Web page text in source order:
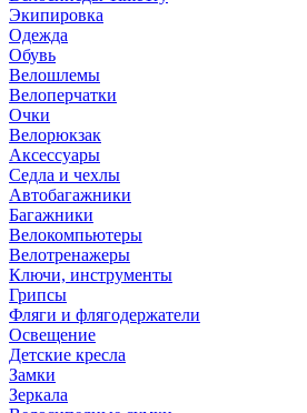
Экипировка
Одежда
Обувь
Велошлемы
Велоперчатки
Очки
Велорюкзак
Аксессуары
Седла и чехлы
Автобагажники
Багажники
Велокомпьютеры
Велотренажеры
Ключи, инструменты
Грипсы
Фляги и флягодержатели
Освещение
Детские кресла
Замки
Зеркала